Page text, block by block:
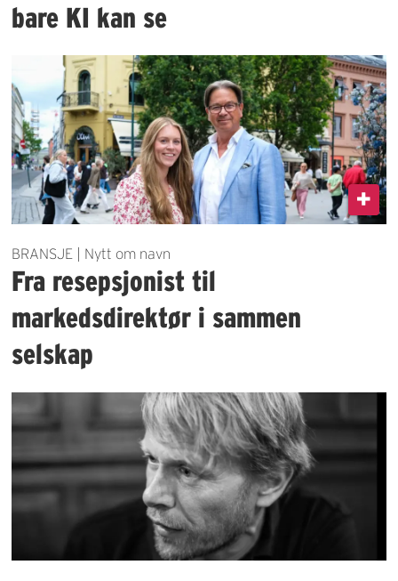
bare KI kan se
BRANSJE | Nytt om navn
Fra resepsjonist til
markedsdirektør i sammen
selskap